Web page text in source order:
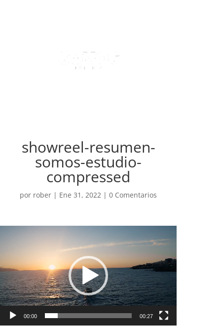
showreel-resumen-
somos-estudio-
compressed
por rober | Ene 31, 2022 |0 Comentarios
de
vídeo
00:00 00:27